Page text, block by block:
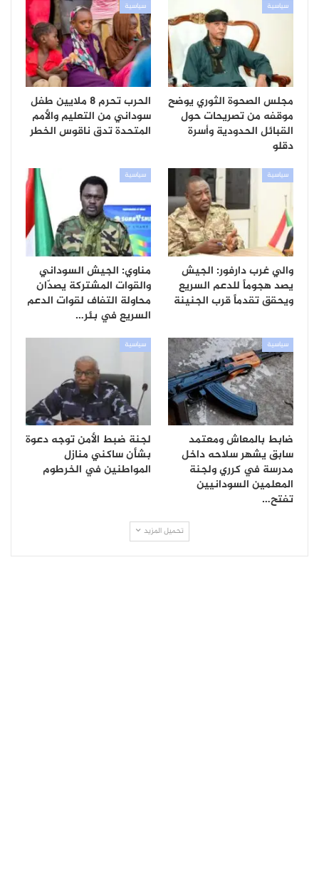
سياسية
مجلس الصحوة الثوري يوضح
موقفه من تصريحات حول
القبائل الحدودية وأسرة
دقلو
سياسية
الحرب تحرم 8 ملايين طفل
سوداني من التعليم والأمم
المتحدة تدق ناقوس الخطر
سياسية
والي غرب دارفور: الجيش
يصد هجوماً للدعم السريع
ويحقق تقدماً قرب الجنينة
سياسية
مناوي: الجيش السوداني
والقوات المشتركة يصدّان
محاولة التفاف لقوات الدعم
السريع في بئر…
سياسية
ضابط بالمعاش ومعتمد
سابق يشهر سلاحه داخل
مدرسة في كرري ولجنة
المعلمين السودانيين
تفتح…
سياسية
لجنة ضبط الأمن توجه دعوة
بشأن ساكني منازل
المواطنين في الخرطوم
تحميل المزيد